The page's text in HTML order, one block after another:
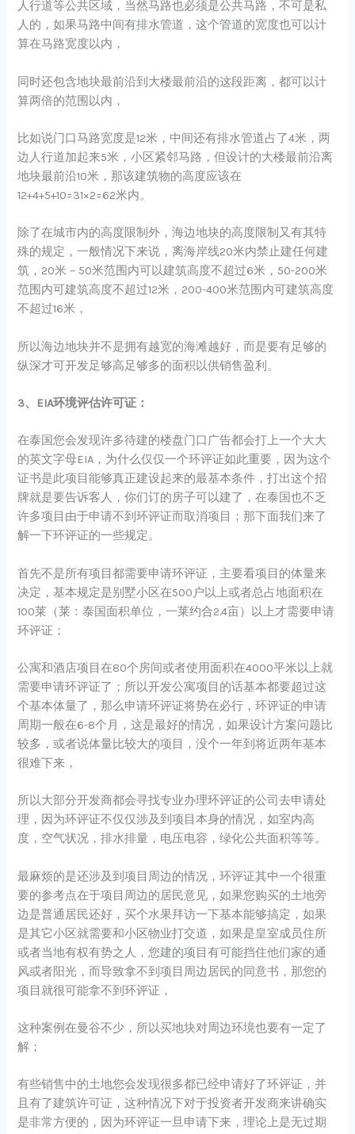
人行道等公共区域，当然马路也必须是公共马路，不可是私
人的，如果马路中间有排水管道，这个管道的宽度也可以计
算在马路宽度以内，
同时还包含地块最前沿到大楼最前沿的这段距离，都可以计
算两倍的范围以内，
比如说门口马路宽度是12米，中间还有排水管道占了4米，两
边人行道加起来5米，小区紧邻马路，但设计的大楼最前沿离
地块最前沿10米，那该建筑物的高度应该在
12+4+5+10=31×2=62米内。
除了在城市内的高度限制外，海边地块的高度限制又有其特
殊的规定，一般情况下来说，离海岸线20米内禁止建任何建
筑，20米－50米范围内可以建筑高度不超过6米，50-200米
范围内可建筑高度不超过12米，200-400米范围内可建筑高度
不超过16米，
所以海边地块并不是拥有越宽的海滩越好，而是要有足够的
纵深才可开发足够高足够多的面积以供销售盈利。
3、EIA环境评估许可证：
在泰国您会发现许多待建的楼盘门口广告都会打上一个大大
的英文字母EIA，为什么仅仅一个环评证如此重要，因为这个
证书是此项目能够真正建设起来的最基本条件，打出这个招
牌就是要告诉客人，你们订的房子可以建了，在泰国也不乏
许多项目由于申请不到环评证而取消项目；那下面我们来了
解一下环评证的一些规定。
首先不是所有项目都需要申请环评证，主要看项目的体量来
决定，基本规定是别墅小区在500户以上或者总占地面积在
100莱（莱：泰国面积单位，一莱约合2.4亩）以上才需要申请
环评证；
公寓和酒店项目在80个房间或者使用面积在4000平米以上就
需要申请环评证了；所以开发公寓项目的话基本都要超过这
个基本体量了，那么申请环评证将势在必行，环评证的申请
周期一般在6-8个月，这是最好的情况，如果设计方案问题比
较多，或者说体量比较大的项目，没个一年到将近两年基本
很难下来，
所以大部分开发商都会寻找专业办理环评证的公司去申请处
理，因为环评证不仅仅涉及到项目本身的情况，如室内高
度，空气状况，排水排量，电压电容，绿化公共面积等等。
最麻烦的是还涉及到项目周边的情况，环评证其中一个很重
要的参考点在于项目周边的居民意见，如果您购买的土地旁
边是普通居民还好，买个水果拜访一下基本能够搞定，如果
是其它小区就需要和小区物业打交道，如果是皇室成员住所
或者当地有权有势之人，您建的项目有可能挡住他们家的通
风或者阳光，而导致拿不到项目周边居民的同意书，那您的
项目就很可能拿不到环评证，
这种案例在曼谷不少，所以买地块对周边环境也要有一定了
解；
有些销售中的土地您会发现很多都已经申请好了环评证，并
且有了建筑许可证，这种情况下对于投资者开发商来讲确实
是非常方便的，因为环评证一旦申请下来，理论上是无过期